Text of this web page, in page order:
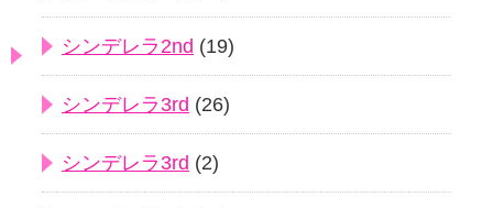
シンデレラ2nd (19)
シンデレラ3rd (26)
シンデレラ3rd (2)